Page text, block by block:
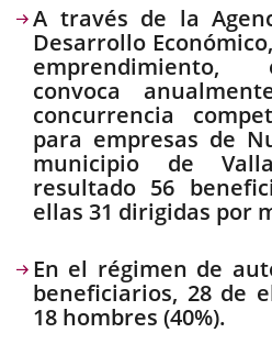
Descripción
A través de la
Desarrollo
convoca
concurrencia
para empresas de
municipio de
resultado 56
ellas 31 dirigidas por
En el régimen de
beneficiarios, 28 de
18 hombres (40%).